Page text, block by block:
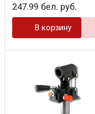
247.99 бел. руб.
В корзину